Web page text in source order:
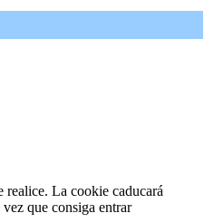
realice. La cookie caducará
que consiga entrar